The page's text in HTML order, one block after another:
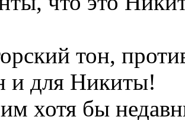
тон,
и для Никиты!
хотя бы